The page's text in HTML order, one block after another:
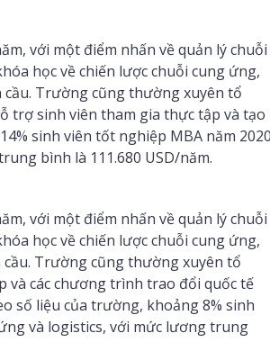
với một điểm nhấn về quản lý chuỗi
học về chiến lược chuỗi cung ứng,
cầu. Trường cũng thường xuyên tổ
trợ sinh viên tham gia thực tập và tạo
sinh viên tốt nghiệp MBA năm
bình là 111.680 USD/năm.
với một điểm nhấn về quản lý chuỗi
học về chiến lược chuỗi cung ứng,
Trường cũng thường xuyên tổ
và các chương trình trao đổi quốc tế
số liệu của trường, khoảng 8% sinh
và logistics, với mức lương trung